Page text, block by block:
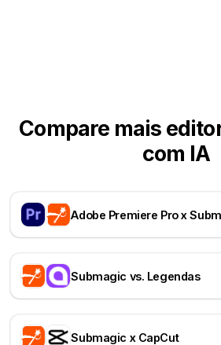
Compare mais
com IA
Adobe Premiere Pro x
Submagic vs. Legendas
Submagic x CapCut